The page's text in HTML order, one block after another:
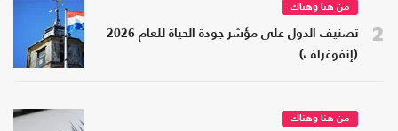
2
من هنا وهناك
تصنيف الدول على مؤشر جودة الحياة للعام 2026
(إنفوغراف)
من هنا وهناك